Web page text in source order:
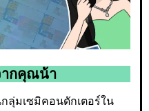
ากคุณน้า
ลุ่มเซมิคอนดักเตอร์ใน